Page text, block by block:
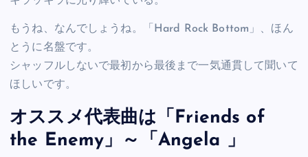
もうね、なんでしょうね。「Hard Rock Bottom」、ほん
とうに名盤です。
シャッフルしないで最初から最後まで一気通貫して聞いて
ほしいです。
オススメ代表曲は「Friends of
the Enemy」～「Angela 」